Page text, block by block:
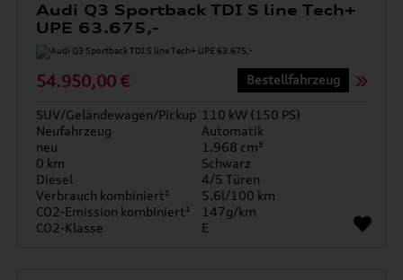
Audi Q3 Sportback TDI S line Tech+
UPE 63.675,-
54.950,00 € Bestellfahrzeug
SUV/Geländewagen/Pickup 110 kW (150 PS)
Neufahrzeug
Automatik
neu
1.968 cm³
0 km
Schwarz
Diesel
4/5 Türen
Verbrauch kombiniert¹
5.6l/100 km
CO2-Emission kombiniert¹
147g/km
CO2-Klasse
E